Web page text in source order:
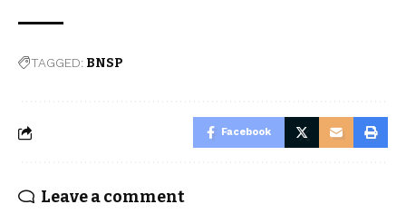
TAGGED: BNSP
Facebook
Leave a comment